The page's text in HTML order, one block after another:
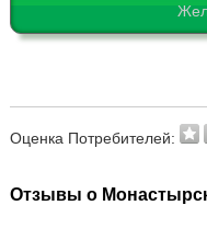
Оценка Потребителей:
Отзывы о